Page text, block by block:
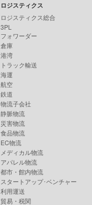
ロジスティクス
ロジスティクス総合
3PL
フォワーダー
倉庫
港湾
トラック輸送
海運
航空
鉄道
物流子会社
静脈物流
災害物流
食品物流
EC物流
メディカル物流
アパレル物流
都市・館内物流
スタートアップ･ベンチャー
利用運送
貿易・税関